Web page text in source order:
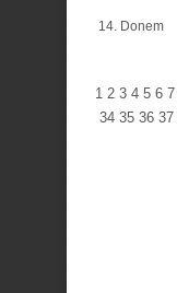
14. Donem
1 2 3 4 5 6 7
34 35 36 37